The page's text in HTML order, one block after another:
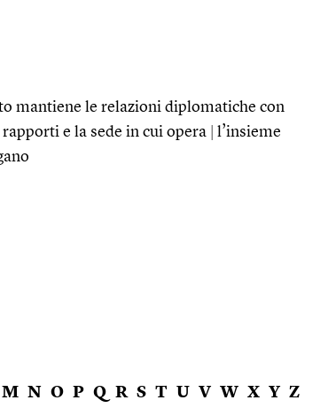
mantiene le relazioni diplomatiche con
e la sede in cui opera
l’insieme
M N O P Q R S T U V W X Y Z